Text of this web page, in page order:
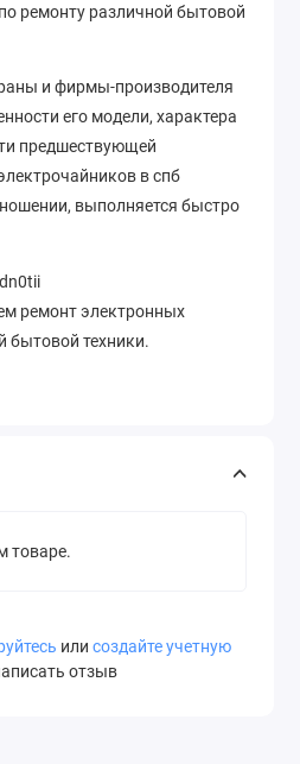
ремонту различной бытовой
и фирмы-производителя
его модели, характера
предшествующей
в спб
выполняется быстро
ремонт электронных
бытовой техники.
товаре.
или создайте учетную
отзыв